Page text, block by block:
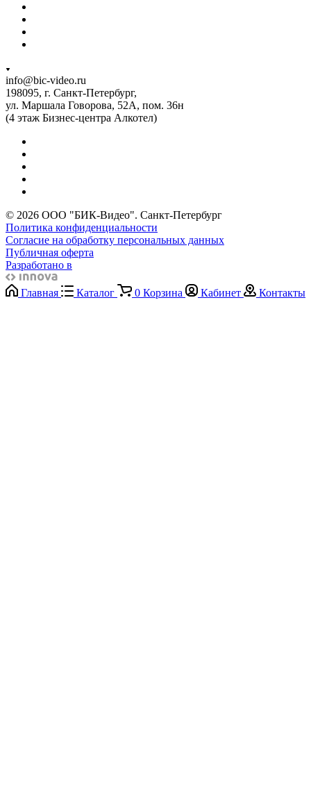
info@bic-video.ru
198095, г. Санкт-Петербург,
ул. Маршала Говорова, 52А, пом. 36н
(4 этаж Бизнес-центра Алкотел)
© 2026 ООО "БИК-Видео". Санкт-Петербург
Политика конфиденциальности
Согласие на обработку персональных данных
Публичная оферта
Разработано в
Главная Каталог 0 Корзина Кабинет Контакты